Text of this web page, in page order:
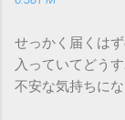
せっかく届くは
入っていてどう
不安な気持ちに